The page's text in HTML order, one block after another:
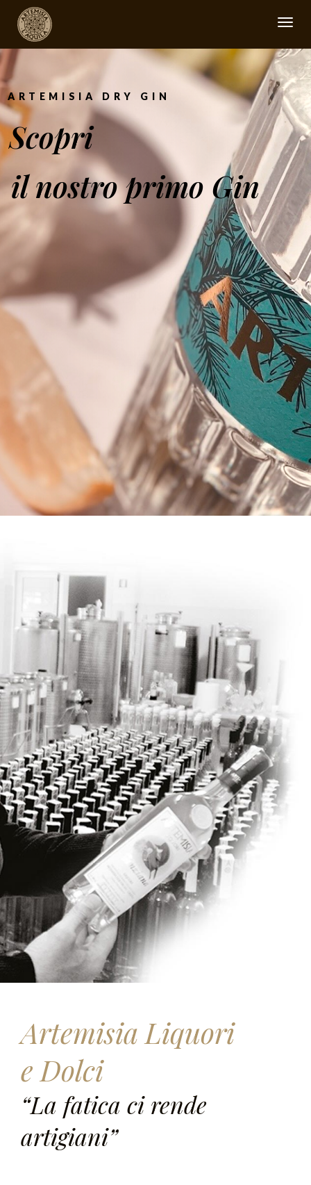
/
la
Scopri
ARTEMISIA DRY GIN
il nostro primo Gin
Artemisia Liquori
e Dolci
“La fatica ci rende
artigiani”